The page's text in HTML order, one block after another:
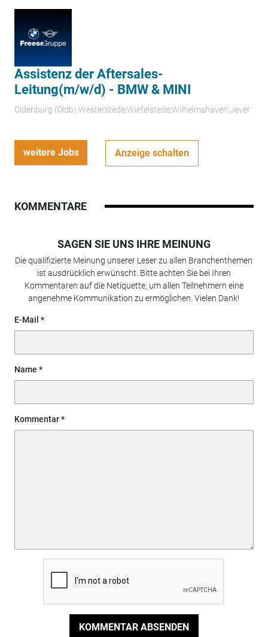
Assistenz der Aftersales-
Leitung(m/w/d) - BMW & MINI
Oldenburg (Oldb);Westerstede;Wiefelstede;Wilhelmshaven;Jever
weitere Jobs Anzeige schalten
KOMMENTARE
SAGEN SIE UNS IHRE MEINUNG
Die qualifizierte Meinung unserer Leser zu allen Branchenthemen
ist ausdrücklich erwünscht. Bitte achten Sie bei Ihren
Kommentaren auf die Netiquette, um allen Teilnehmern eine
angenehme Kommunikation zu ermöglichen. Vielen Dank!
E-Mail
Name
Kommentar
KOMMENTAR ABSENDEN